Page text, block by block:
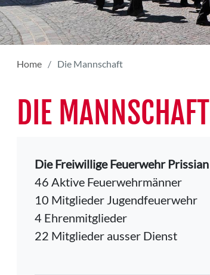
Home Die Mannschaft
DIE MANNSCHAFT
Die Freiwillige Feuerwehr Prissian
46 Aktive Feuerwehrmänner
10 Mitglieder Jugendfeuerwehr
4 Ehrenmitglieder
22 Mitglieder ausser Dienst